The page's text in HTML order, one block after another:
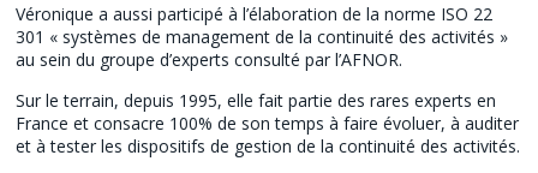
Véronique a aussi participé à l’élaboration de la norme ISO 22
301 « systèmes de management de la continuité des activités »
au sein du groupe d’experts consulté par l’AFNOR.
Sur le terrain, depuis 1995, elle fait partie des rares experts en
France et consacre 100% de son temps à faire évoluer, à auditer
et à tester les dispositifs de gestion de la continuité des activités.